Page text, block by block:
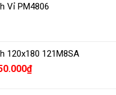
Vỉ PM4806
120x180 121M8SA
₫